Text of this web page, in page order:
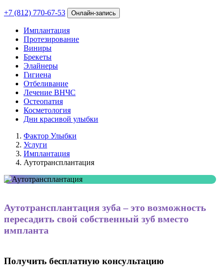
+7 (812) 770-67-53 Онлайн-запись
Имплантация
Протезирование
Виниры
Брекеты
Элайнеры
Гигиена
Отбеливание
Лечение ВНЧС
Остеопатия
Косметология
Дни красивой улыбки
Фактор Улыбки
Услуги
Имплантация
Аутотрансплантация
Аутотрансплантация зуба – это возможность
пересадить свой собственный зуб вместо
импланта
Получить бесплатную консультацию